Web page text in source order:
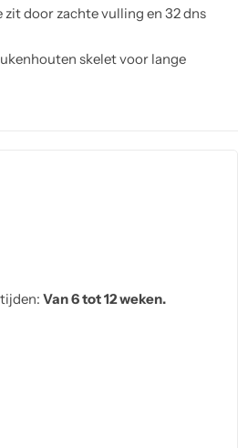
door zachte vulling en 32 dns
skelet voor lange
voor optimale zithouding
Van 6 tot 12 weken.